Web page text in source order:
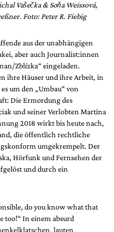
Vašečka & Soňa Weissová,
Foto: Peter R. Fiebig
aus der unabhängigen
aber auch Journalist:innen
Zblízka“ eingeladen.
ihre Häuser und ihre Arbeit, in
um den „Umbau“ von
Die Ermordung des
und seiner Verlobten Martina
2018 wirkt bis heute nach,
die öffentlich rechtliche
umgekrempelt. Der
Hörfunk und Fernsehen der
und durch ein
do you know what that
too!“ In einem absurd
lauten